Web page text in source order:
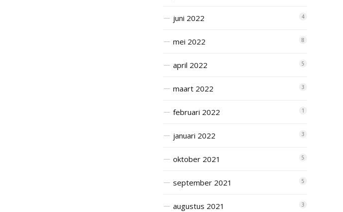
juni 2022 4
mei 2022 8
april 2022 5
maart 2022 3
februari 2022 1
januari 2022 3
oktober 2021 5
september 2021 5
augustus 2021 3